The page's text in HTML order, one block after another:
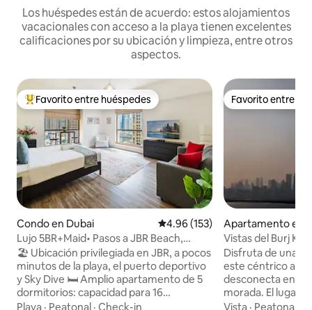
Los huéspedes están de acuerdo: estos alojamientos
vacacionales con acceso a la playa tienen excelentes
calificaciones por su ubicación y limpieza, entre otros
aspectos.
Favorito entre huéspedes preferido
Favorito entre huéspedes
Condo en Dubai Calificación promedio: 4.96 de
4.96 (153)
Lujo 5BR+Maid• Pasos a JBR Beach,
Marina y Tranvía
🏖️ Ubicación privilegiada en JBR, a pocos
minutos de la playa, el puerto deportivo
y Sky Dive 🛏️ Amplio apartamento de 5
dormitorios: capacidad para 16
huéspedes 🛠️ Apartamento de lujo
Playa · Peatonal · Check-in
Favorito entre
Favorito entre
Apartamento en
Vistas del Burj
Disfruta de una
este céntrico
desconecta en
morada. El lugar
características y
Vista · Peatonal